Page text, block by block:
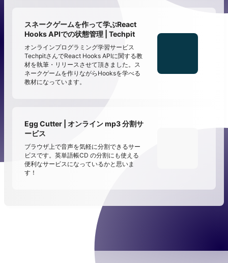
スネークゲームを作って学ぶReact
Hooks APIでの状態管理 | Techpit
オンラインプログラミング学習サービス
TechpitさんでReact Hooks APIに関する教
材を執筆・リリースさせて頂きました。ス
ネークゲームを作りながらHooksを学べる
教材になっています。
Egg Cutter | オンライン mp3 分割サ
ービス
ブラウザ上で音声を気軽に分割できるサー
ビスです。英単語帳CD の分割にも使える
便利なサービスになっているかと思いま
す！